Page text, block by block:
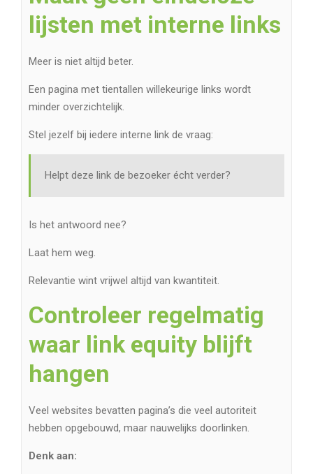
lijsten met interne links
Meer is niet altijd beter.
Een pagina met tientallen willekeurige links wordt
minder overzichtelijk.
Stel jezelf bij iedere interne link de vraag:
Helpt deze link de bezoeker écht verder?
Is het antwoord nee?
Laat hem weg.
Relevantie wint vrijwel altijd van kwantiteit.
Controleer regelmatig
waar link equity blijft
hangen
Veel websites bevatten pagina’s die veel autoriteit
hebben opgebouwd, maar nauwelijks doorlinken.
Denk aan: